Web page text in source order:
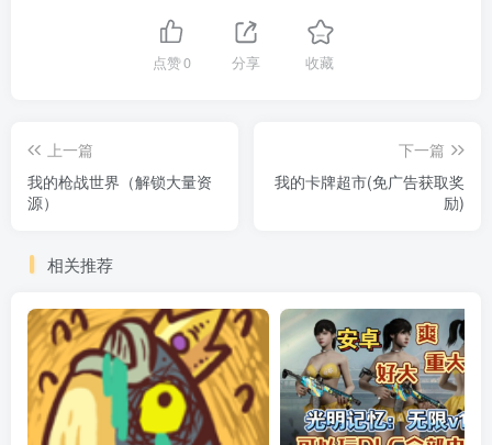
点赞0 分享 收藏
上一篇
我的枪战世界（解锁大量资
源）
下一篇
我的卡牌超市(免广告获取奖
励)
相关推荐